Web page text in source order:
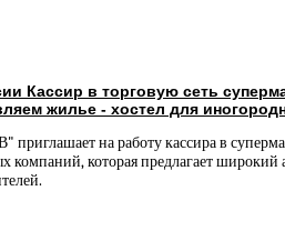
Кассир в торговую сеть
жилье - хостел для
приглашает на работу кассира в
компаний, которая предлагает широкий